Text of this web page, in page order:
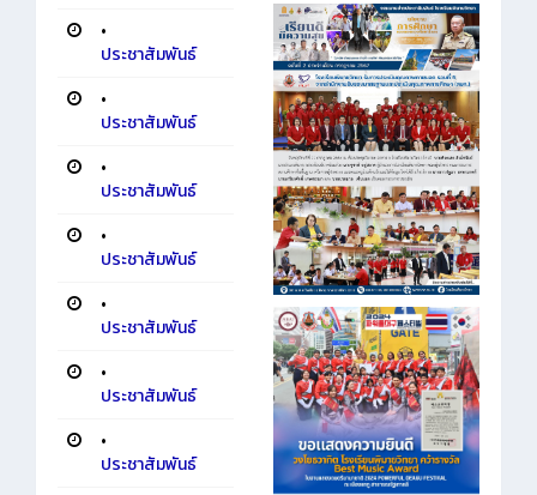
•
ประชาสัมพันธ์
•
ประชาสัมพันธ์
•
ประชาสัมพันธ์
•
ประชาสัมพันธ์
•
ประชาสัมพันธ์
•
ประชาสัมพันธ์
•
ประชาสัมพันธ์